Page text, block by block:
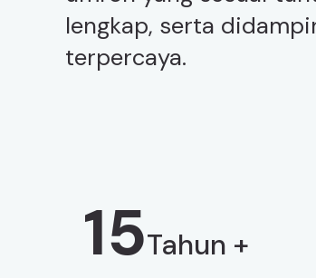
lengkap, serta
terpercaya.
15Tahun +